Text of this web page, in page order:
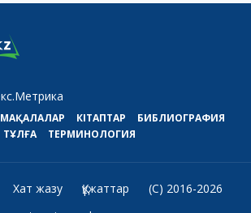
МАҚАЛАЛАР КІТАПТАР
БИБЛИОГРАФИЯ
ТҰЛҒА
ТЕРМИНОЛОГИЯ
Хат жазу Құжаттар
(C) 2016-2026